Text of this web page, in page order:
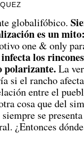
globalifóbico.
es un
one & only
los
polarizante.La
si el rancho
entre el
cosa que del
se
¿Entonces